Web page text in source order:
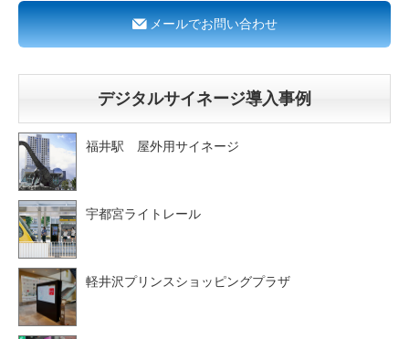
メールでお問い合わせ
デジタルサイネージ導入事例
福井駅 屋外用サイネージ
宇都宮ライトレール
軽井沢プリンスショッピングプラザ